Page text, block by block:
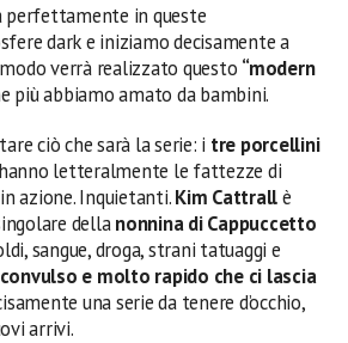
in queste
dark e iniziamo decisamente a
verrà realizzato questo “modern
più abbiamo amato da bambini.
ciò che sarà la serie: i tre porcellini
letteralmente le fattezze di
azione. Inquietanti.Kim Cattrallè
dellanonnina di Cappuccetto
sangue, droga, strani tatuaggi e
e molto rapido che ci lascia
una serie da tenere d’occhio,
arrivi.